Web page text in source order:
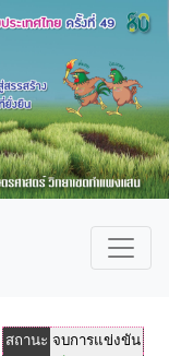
สถานะ จบการแข่งขัน